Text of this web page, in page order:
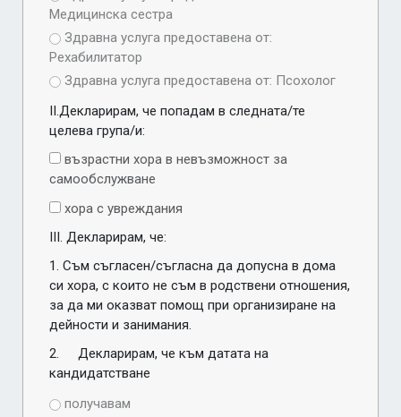
Медицинска сестра
Здравна услуга предоставена от:
Рехабилитатор
Здравна услуга предоставена от: Псохолог
IІ.Декларирам, че попадам в следната/те
целева група/и:
възрастни хора в невъзможност за
самообслужване
хора с увреждания
ІIІ. Декларирам, че:
1. Съм съгласен/съгласна да допусна в дома
си хора, с които не съм в родствени отношения,
за да ми oказват помощ при организиране на
дейности и занимания.
2.	Декларирам, че към датата на
кандидатстване
получавам